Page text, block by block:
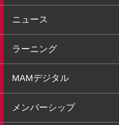
ニュース
ラーニング
MAMデジタル
メンバーシップ